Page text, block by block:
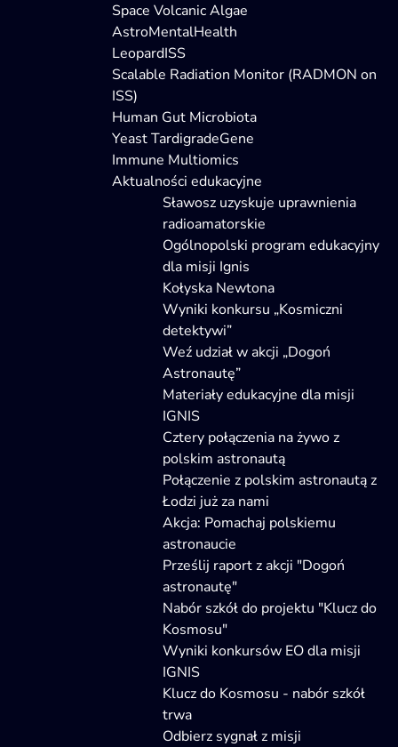
Space Volcanic Algae
AstroMentalHealth
LeopardISS
Scalable Radiation Monitor (RADMON on
ISS)
Human Gut Microbiota
Yeast TardigradeGene
Immune Multiomics
Aktualności edukacyjne
Sławosz uzyskuje uprawnienia
radioamatorskie
Ogólnopolski program edukacyjny
dla misji Ignis
Kołyska Newtona
Wyniki konkursu „Kosmiczni
detektywi”
Weź udział w akcji „Dogoń
Astronautę”
Materiały edukacyjne dla misji
IGNIS
Cztery połączenia na żywo z
polskim astronautą
Połączenie z polskim astronautą z
Łodzi już za nami
Akcja: Pomachaj polskiemu
astronaucie
Prześlij raport z akcji "Dogoń
astronautę"
Nabór szkół do projektu "Klucz do
Kosmosu"
Wyniki konkursów EO dla misji
IGNIS
Klucz do Kosmosu - nabór szkół
trwa
Odbierz sygnał z misji